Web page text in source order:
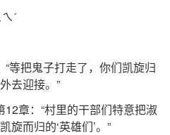
ˊ
等把鬼子打走了，你们凯旋归
去迎接。”
章：“村里的干部们特意把淑
旋而归的‘英雄们’。”